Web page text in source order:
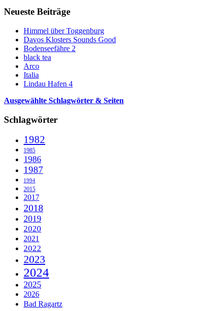
Neueste Beiträge
Himmel über Toggenburg
Davos Klosters Sounds Good
Bodenseefähre 2
black tea
Arco
Italia
Lindau Hafen 4
Ausgewählte Schlagwörter & Seiten
Schlagwörter
1982
1985
1986
1987
1994
2015
2017
2018
2019
2020
2021
2022
2023
2024
2025
2026
Bad Ragartz